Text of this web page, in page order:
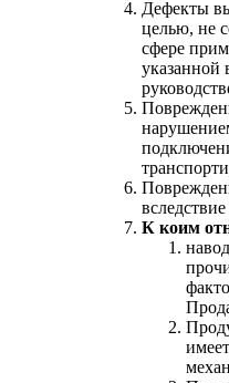
Дефекты
целью, не
сфере
указанной
К коим